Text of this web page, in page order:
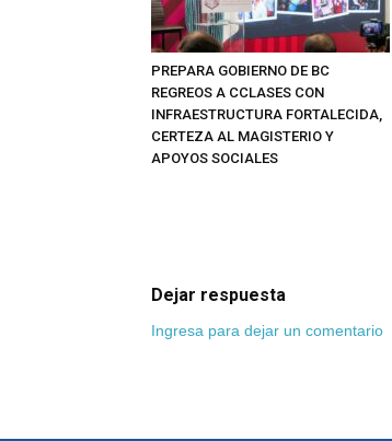
PREPARA GOBIERNO DE BC
REGREOS A CCLASES CON
INFRAESTRUCTURA FORTALECIDA,
CERTEZA AL MAGISTERIO Y
APOYOS SOCIALES
Dejar respuesta
Ingresa para dejar un comentario